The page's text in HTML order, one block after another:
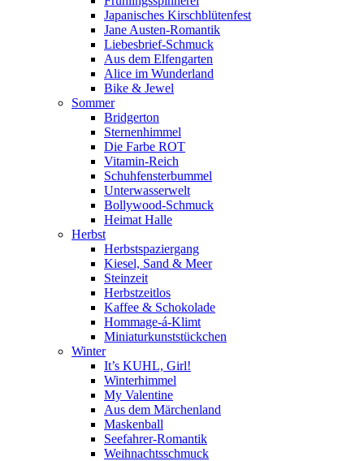
Japanisches Kirschblütenfest
Jane Austen-Romantik
Liebesbrief-Schmuck
Aus dem Elfengarten
Alice im Wunderland
Bike & Jewel
Sommer
Bridgerton
Sternenhimmel
Die Farbe ROT
Vitamin-Reich
Schuhfensterbummel
Unterwasserwelt
Bollywood-Schmuck
Heimat Halle
Herbst
Herbstspaziergang
Kiesel, Sand & Meer
Steinzeit
Herbstzeitlos
Kaffee & Schokolade
Hommage-á-Klimt
Miniaturkunststückchen
Winter
It’s KUHL, Girl!
Winterhimmel
My Valentine
Aus dem Märchenland
Maskenball
Seefahrer-Romantik
Weihnachtsschmuck